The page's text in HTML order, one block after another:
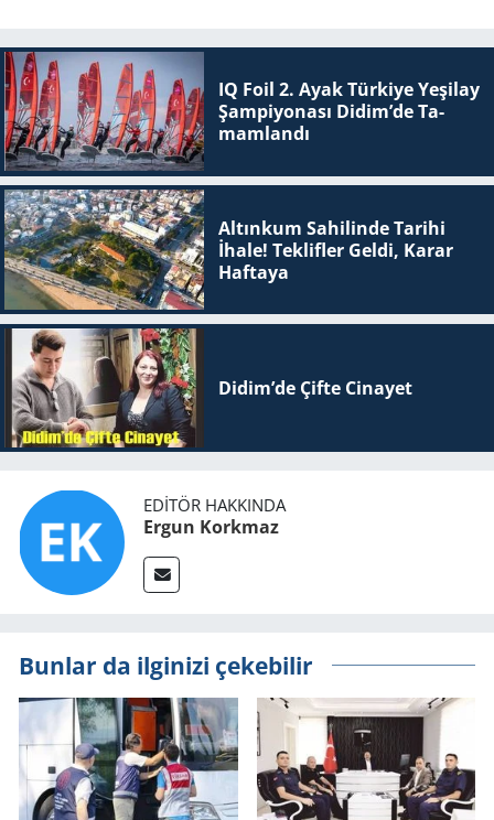
IQ Foil 2. Ayak Tür­ki­ye Ye­şi­lay
Şam­pi­yo­na­sı Didim’de Ta­
mam­lan­dı
Altınkum Sahilinde Tarihi
İhale! Teklifler Geldi, Karar
Haftaya
Didim’de Çifte Ci­na­yet
EDITÖR HAKKINDA
Ergun Korkmaz
Bunlar da ilginizi çekebilir